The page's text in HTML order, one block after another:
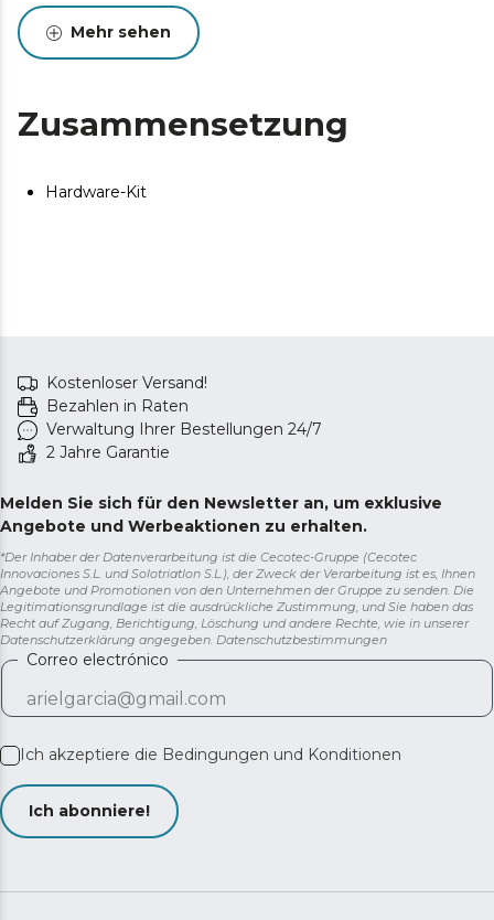
Mehr sehen
Zusammensetzung
Hardware-Kit
Kostenloser Versand!
Bezahlen in Raten
Verwaltung Ihrer Bestellungen 24/7
2 Jahre Garantie
Melden Sie sich für den Newsletter an, um exklusive
Angebote und Werbeaktionen zu erhalten.
*Der Inhaber der Datenverarbeitung ist die Cecotec-Gruppe (Cecotec
Innovaciones S.L. und Solotriatlon S.L.), der Zweck der Verarbeitung ist es, Ihnen
Angebote und Promotionen von den Unternehmen der Gruppe zu senden. Die
Legitimationsgrundlage ist die ausdrückliche Zustimmung, und Sie haben das
Recht auf Zugang, Berichtigung, Löschung und andere Rechte, wie in unserer
Datenschutzerklärung angegeben. Datenschutzbestimmungen
Correo electrónico
Ich akzeptiere die Bedingungen und Konditionen
Ich abonniere!